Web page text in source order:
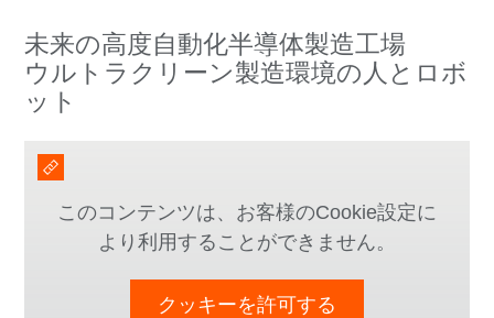
未来の高度自動化半導体製造工場
ウルトラクリーン製造環境の人とロボ
ット
このコンテンツは、お客様のCookie設定に
より利用することができません。
クッキーを許可する